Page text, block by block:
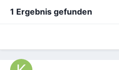
1 Ergebnis gefunden